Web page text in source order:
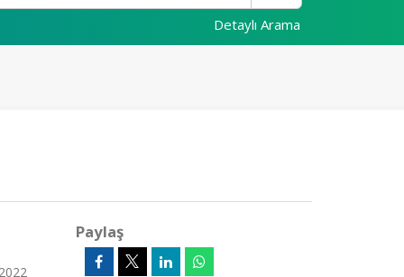
Detaylı Arama
Paylaş